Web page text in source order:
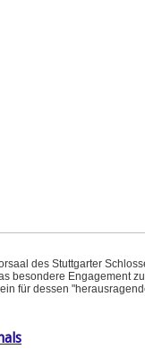
des Stuttgarter
besondere Engagement
für dessen